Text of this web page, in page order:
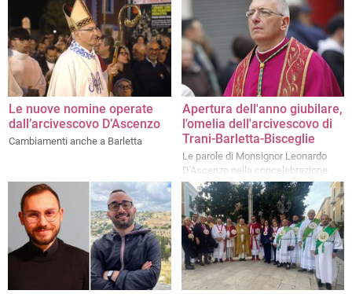
Mauro Ungaro
La lettera di un fedele
Le nuove nomine operate
dall’arcivescovo D’Ascenzo
Cambiamenti anche a Barletta
Apertura dell'anno giubilare,
l'omelia dell'arcivescovo di
Trani-Barletta-Bisceglie
Le parole di Monsignor Leonardo
D'Ascenzo nella concelebrazione
eucaristica